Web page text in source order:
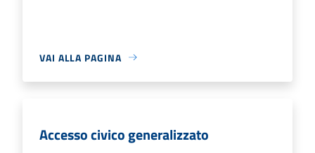
VAI ALLA PAGINA
Accesso civico generalizzato